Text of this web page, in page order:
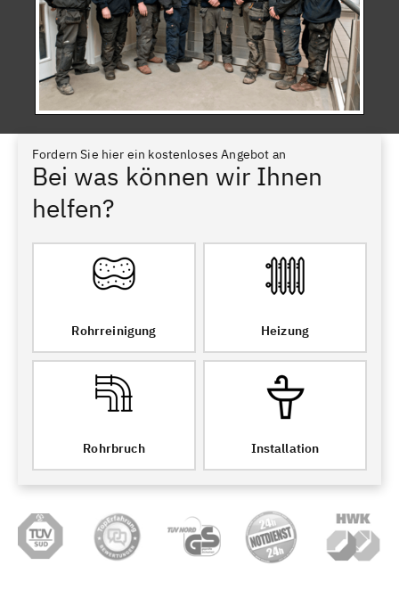
Fordern Sie hier ein kostenloses Angebot an
Bei was können wir Ihnen
helfen?
Rohrreinigung Heizung
Rohrbruch Installation